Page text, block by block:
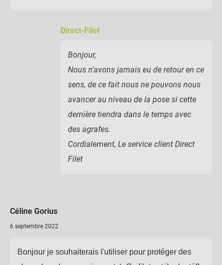
Direct-Filet
Bonjour,
Nous n'avons jamais eu de retour en ce
sens, de ce fait nous ne pouvons nous
avancer au niveau de la pose si cette
dernière tiendra dans le temps avec
des agrafes.
Cordialement, Le service client Direct
Filet
Céline Gorius
6 septembre 2022
Bonjour je souhaiterais l'utiliser pour protéger des